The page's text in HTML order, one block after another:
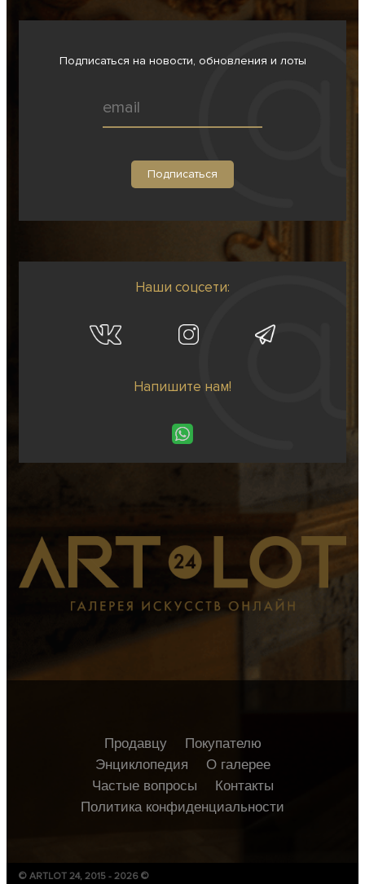
Подписаться на новости, обновления и лоты
Наши соцсети:
Напишите нам!
Продавцу
Покупателю
Энциклопедия
О галерее
Частые вопросы
Контакты
Политика конфиденциальности
© ARTLOT 24, 2015 - 2026 ©